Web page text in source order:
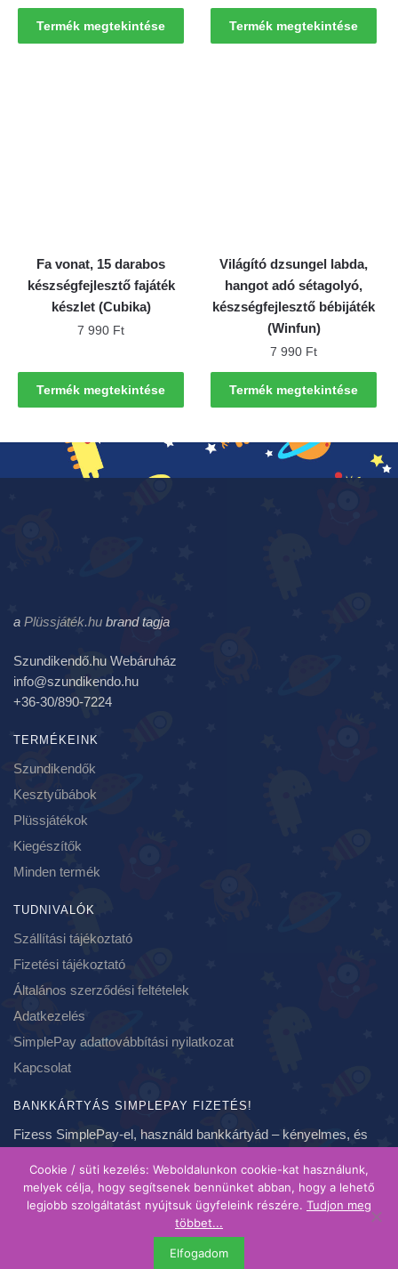
Termék megtekintése Termék megtekintése
Fa vonat, 15 darabos
készségfejlesztő fajáték
készlet (Cubika)
7 990 Ft
Termék megtekintése
Világító dzsungel labda,
hangot adó sétagolyó,
készségfejlesztő bébijáték
(Winfun)
7 990 Ft
Termék megtekintése
a Plüssjáték.hu brand tagja
Szundikendő.hu Webáruház
info@szundikendo.hu
+36-30/890-7224
TERMÉKEINK
Szundikendők
Kesztyűbábok
Plüssjátékok
Kiegészítők
Minden termék
TUDNIVALÓK
Szállítási tájékoztató
Fizetési tájékoztató
Általános szerződési feltételek
Adatkezelés
SimplePay adattovábbítási nyilatkozat
Kapcsolat
BANKKÁRTYÁS SIMPLEPAY FIZETÉS!
Fizess SimplePay-el, használd bankkártyád – kényelmes, és
Copyright 2020-2021 ❤ szundikendo.hu | Created by Brainspot
| A feltüntetett árak bruttó árak, forintban értendőek és ahol
más megjelölés nem szerepel, egy darabra vonatkoznak.
Cookie / süti kezelés: Weboldalunkon cookie-kat használunk,
melyek célja, hogy segítsenek bennünket abban, hogy a lehető
legjobb szolgáltatást nyújtsuk ügyfeleink részére. Tudjon meg
többet...
Elfogadom